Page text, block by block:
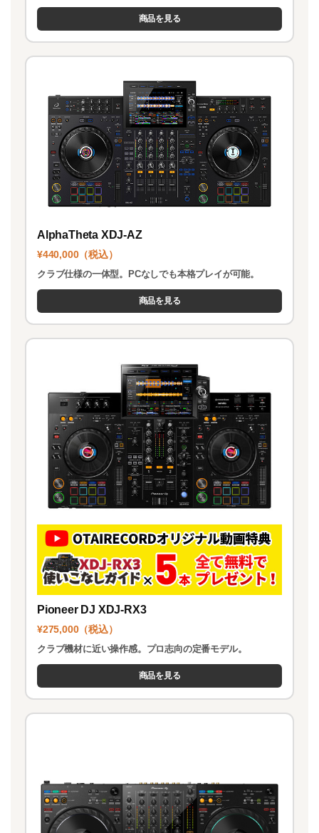
商品を見る
AlphaTheta XDJ-AZ
¥440,000（税込）
クラブ仕様の一体型。PCなしでも本格プレイが可能。
商品を見る
Pioneer DJ XDJ-RX3
¥275,000（税込）
クラブ機材に近い操作感。プロ志向の定番モデル。
商品を見る